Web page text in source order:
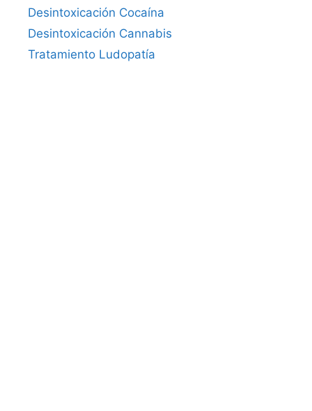
Desintoxicación Cocaína
Desintoxicación Cannabis
Tratamiento Ludopatía